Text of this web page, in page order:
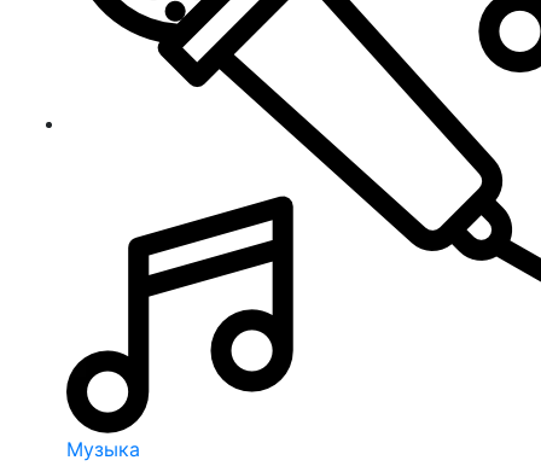
Музыка